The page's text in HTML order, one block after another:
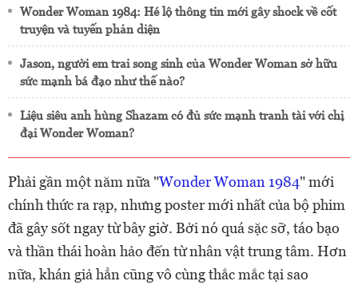
Wonder Woman 1984: Hé lộ thông tin mới gây shock về cốt
truyện và tuyến phản diện
Jason, người em trai song sinh của Wonder Woman sở hữu
sức mạnh bá đạo như thế nào?
Liệu siêu anh hùng Shazam có đủ sức mạnh tranh tài với chị
đại Wonder Woman?
Phải gần một năm nữa "Wonder Woman 1984" mới
chính thức ra rạp, nhưng poster mới nhất của bộ phim
đã gây sốt ngay từ bây giờ. Bởi nó quá sặc sỡ, táo bạo
và thần thái hoàn hảo đến từ nhân vật trung tâm. Hơn
nữa, khán giả hẳn cũng vô cùng thắc mắc tại sao